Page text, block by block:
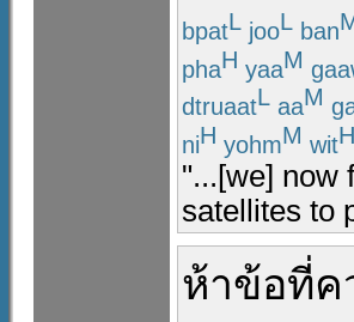
bpatL jooL ban
phaH yaaM
dtruaatL aaM
niH yohmM witH
"...[we] now
satellites to
ห้าข้อที่ค